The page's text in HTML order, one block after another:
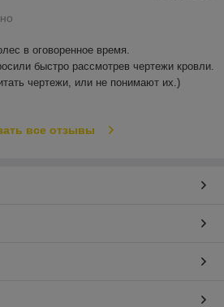
в оговоренное время.
быстро рассмотрев чертежи кровли.
чертежи, или не понимают их.)
все отзывы